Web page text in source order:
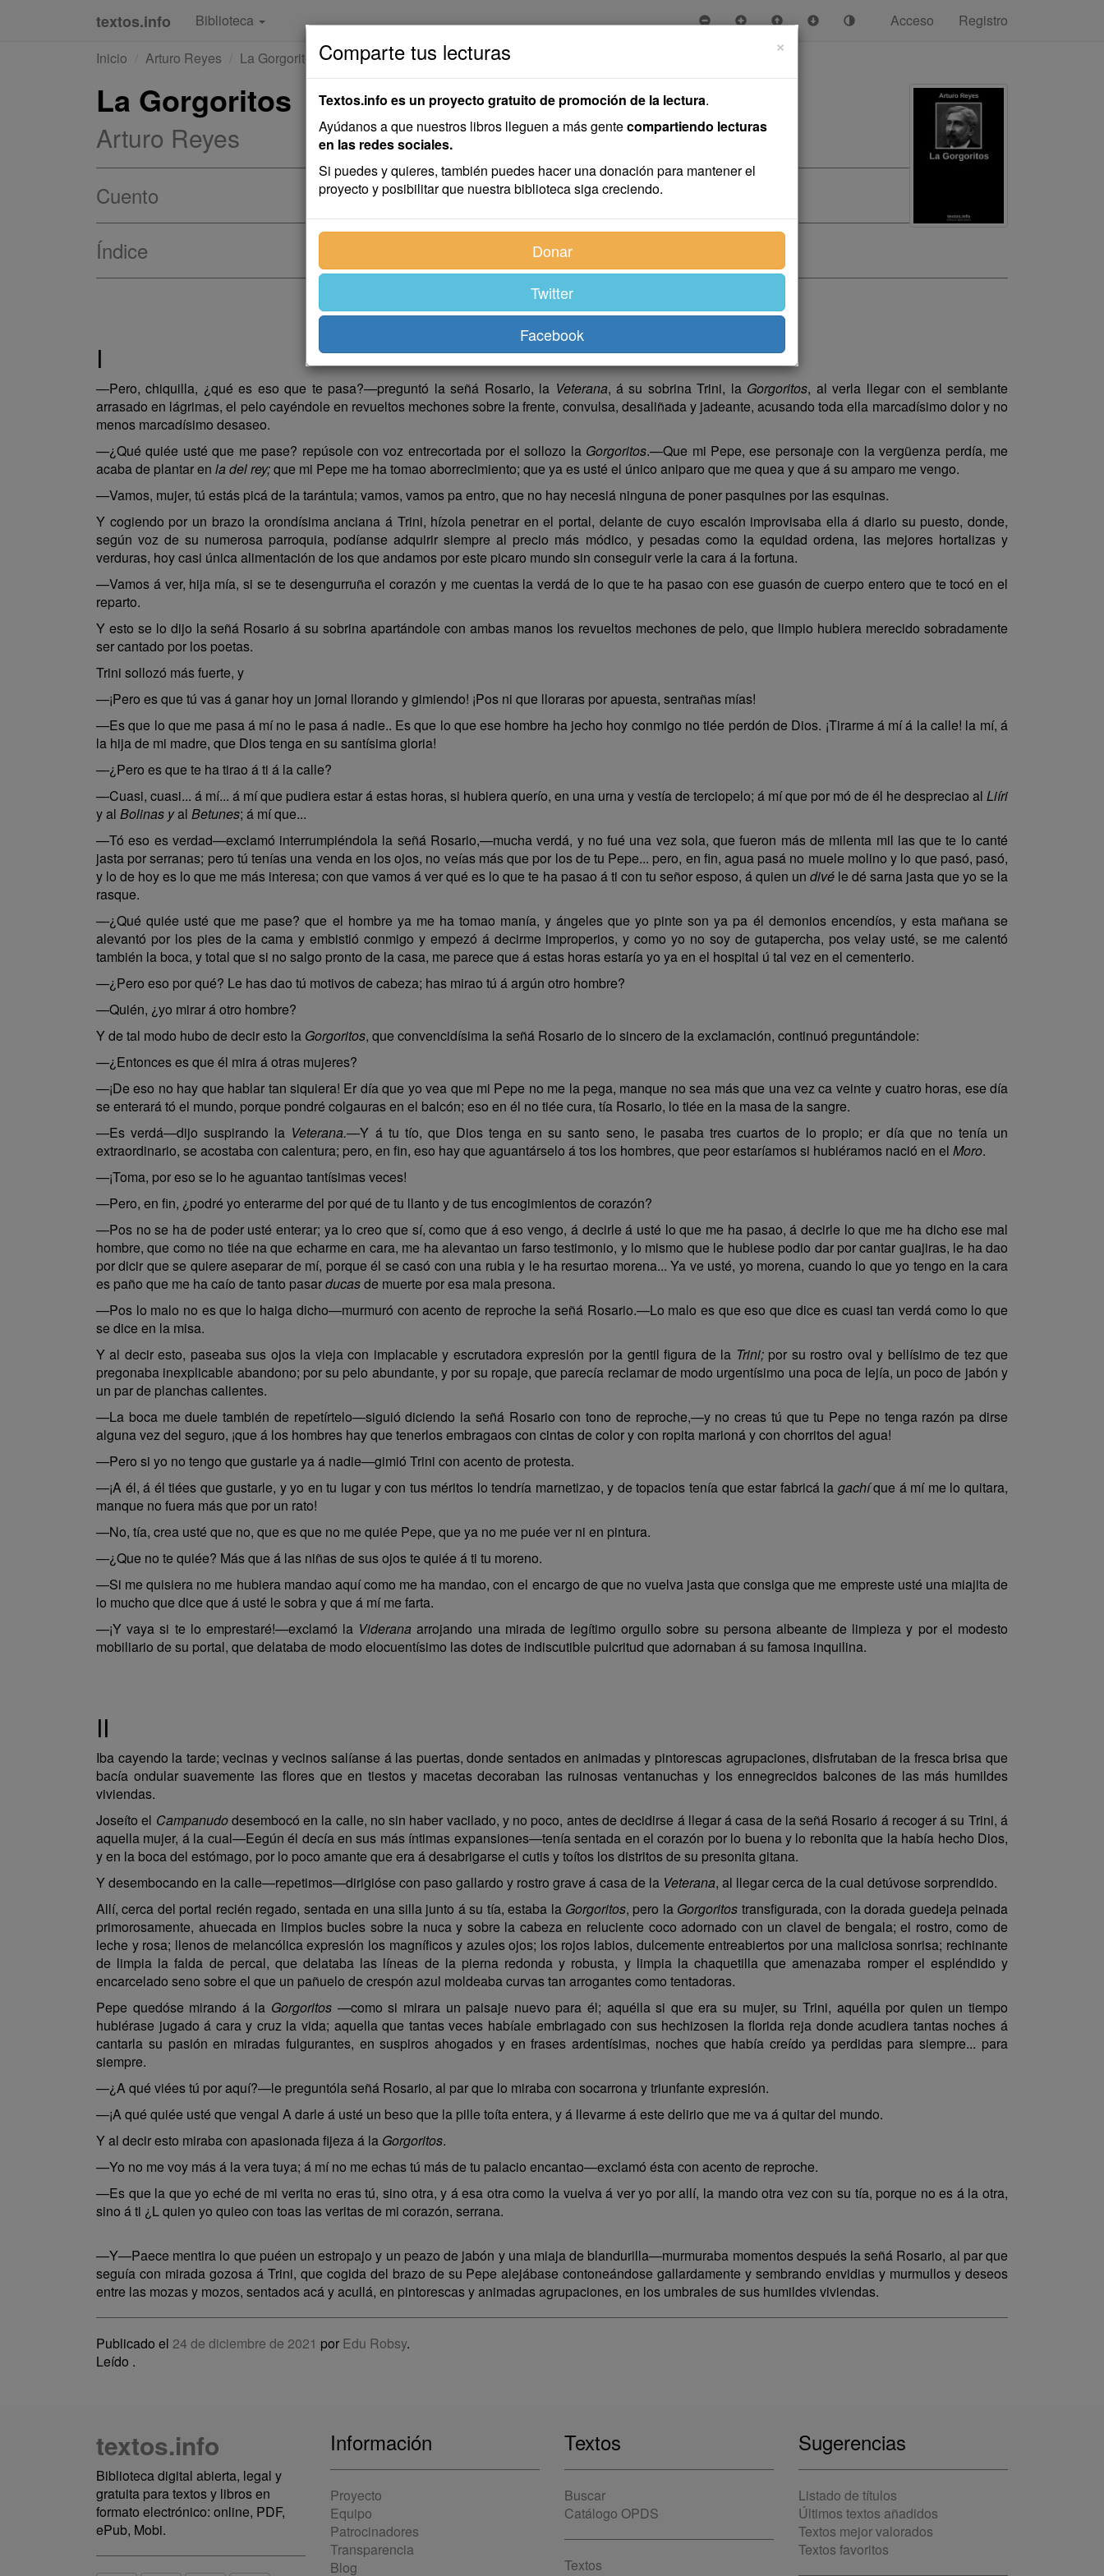
textos.info Biblioteca Acceso
Registro
Inicio
Arturo Reyes La Gorgoritos
La Gorgoritos
Arturo Reyes
Cuento
Índice
I
—Pero, chiquilla, ¿qué es eso que te pasa?—preguntó la señá Rosario, la Veterana, á su sobrina Trini, la Gorgoritos, al verla llegar con el semblante
arrasado en lágrimas, el pelo cayéndole en revueltos mechones sobre la frente, convulsa, desaliñada y jadeante, acusando toda ella marcadísimo dolor y no
menos marcadísimo desaseo.
—¿Qué quiée usté que me pase? repúsole con voz entrecortada por el sollozo la Gorgoritos.—Que mi Pepe, ese personaje con la vergüenza perdía, me
acaba de plantar en la del rey;que mi Pepe me ha tomao aborrecimiento; que ya es usté el único aniparo que me quea y que á su amparo me vengo.
—Vamos, mujer, tú estás picá de la tarántula; vamos, vamos pa entro, que no hay necesiá ninguna de poner pasquines por las esquinas.
Y cogiendo por un brazo la orondísima anciana á Trini, hízola penetrar en el portal, delante de cuyo escalón improvisaba ella á diario su puesto, donde,
según voz de su numerosa parroquia, podíanse adquirir siempre al precio más módico, y pesadas como la equidad ordena, las mejores hortalizas y
verduras, hoy casi única alimentación de los que andamos por este picaro mundo sin conseguir verle la cara á la fortuna.
—Vamos á ver, hija mía, si se te desengurruña el corazón y me cuentas la verdá de lo que te ha pasao con ese guasón de cuerpo entero que te tocó en el
reparto.
Y esto se lo dijo la señá Rosario á su sobrina apartándole con ambas manos los revueltos mechones de pelo, que limpio hubiera merecido sobradamente
ser cantado por los poetas.
Trini sollozó más fuerte, y
—¡Pero es que tú vas á ganar hoy un jornal llorando y gimiendo! ¡Pos ni que lloraras por apuesta, sentrañas mías!
—Es que lo que me pasa á mí no le pasa á nadie.. Es que lo que ese hombre ha jecho hoy conmigo no tiée perdón de Dios. ¡Tirarme á mí á la calle! la mí, á
la hija de mi madre, que Dios tenga en su santísima gloria!
—¿Pero es que te ha tirao á ti á la calle?
—Cuasi, cuasi... á mí... á mí que pudiera estar á estas horas, si hubiera querío, en una urna y vestía de terciopelo; á mí que por mó de él he despreciao al Liíri
y al Bolinas yal Betunes; á mí que...
—Tó eso es verdad—exclamó interrumpiéndola la señá Rosario,—mucha verdá, y no fué una vez sola, que fueron más de milenta mil las que te lo canté
jasta por serranas; pero tú tenías una venda en los ojos, no veías más que por los de tu Pepe... pero, en fin, agua pasá no muele molino y lo que pasó, pasó,
y lo de hoy es lo que me más interesa; con que vamos á ver qué es lo que te ha pasao á ti con tu señor esposo, á quien un divéle dé sarna jasta que yo se la
rasque.
—¿Qué quiée usté que me pase? que el hombre ya me ha tomao manía, y ángeles que yo pinte son ya pa él demonios encendíos, y esta mañana se
alevantó por los pies de la cama y embistió conmigo y empezó á decirme improperios, y como yo no soy de gutapercha, pos velay usté, se me calentó
también la boca, y total que si no salgo pronto de la casa, me parece que á estas horas estaría yo ya en el hospital ú tal vez en el cementerio.
—¿Pero eso por qué? Le has dao tú motivos de cabeza; has mirao tú á argún otro hombre?
—Quién, ¿yo mirar á otro hombre?
Y de tal modo hubo de decir esto la Gorgoritos, que convencidísima la señá Rosario de lo sincero de la exclamación, continuó preguntándole:
—¿Entonces es que él mira á otras mujeres?
—¡De eso no hay que hablar tan siquiera! Er día que yo vea que mi Pepe no me la pega, manque no sea más que una vez ca veinte y cuatro horas, ese día
se enterará tó el mundo, porque pondré colgauras en el balcón; eso en él no tiée cura, tía Rosario, lo tiée en la masa de la sangre.
—Es verdá—dijo suspirando la Veterana.—Y á tu tío, que Dios tenga en su santo seno, le pasaba tres cuartos de lo propio; er día que no tenía un
extraordinario, se acostaba con calentura; pero, en fin, eso hay que aguantárselo á tos los hombres, que peor estaríamos si hubiéramos nació en el Moro.
—¡Toma, por eso se lo he aguantao tantísimas veces!
—Pero, en fin, ¿podré yo enterarme del por qué de tu llanto y de tus encogimientos de corazón?
—Pos no se ha de poder usté enterar; ya lo creo que sí, como que á eso vengo, á decirle á usté lo que me ha pasao, á decirle lo que me ha dicho ese mal
hombre, que como no tiée na que echarme en cara, me ha alevantao un farso testimonio, y lo mismo que le hubiese podio dar por cantar guajiras, le ha dao
por dicir que se quiere aseparar de mí, porque él se casó con una rubia y le ha resurtao morena... Ya ve usté, yo morena, cuando lo que yo tengo en la cara
es paño que me ha caío de tanto pasarducasde muerte por esa mala presona.
—Pos lo malo no es que lo haiga dicho—murmuró con acento de reproche la señá Rosario.—Lo malo es que eso que dice es cuasi tan verdá como lo que
se dice en la misa.
Y al decir esto, paseaba sus ojos la vieja con implacable y escrutadora expresión por la gentil figura de la Trini;por su rostro oval y bellísimo de tez que
pregonaba inexplicable abandono; por su pelo abundante, y por su ropaje, que parecía reclamar de modo urgentísimo una poca de lejía, un poco de jabón y
un par de planchas calientes.
—La boca me duele también de repetírtelo—siguió diciendo la señá Rosario con tono de reproche,—y no creas tú que tu Pepe no tenga razón pa dirse
alguna vez del seguro, ¡que á los hombres hay que tenerlos embragaos con cintas de color y con ropita marioná y con chorritos del agua!
—Pero si yo no tengo que gustarle ya á nadie—gimió Trini con acento de protesta.
—¡A él, á él tiées que gustarle, y yo en tu lugar y con tus méritos lo tendría marnetizao, y de topacios tenía que estar fabricá la gachíque á mí me lo quitara,
manque no fuera más que por un rato!
—No, tía, crea usté que no, que es que no me quiée Pepe, que ya no me puée ver ni en pintura.
—¿Que no te quiée? Más que á las niñas de sus ojos te quiée á ti tu moreno.
—Si me quisiera no me hubiera mandao aquí como me ha mandao, con el encargo de que no vuelva jasta que consiga que me empreste usté una miajita de
lo mucho que dice que á usté le sobra y que á mí me farta.
—¡Y vaya si te lo emprestaré!—exclamó la Viderana arrojando una mirada de legítimo orgullo sobre su persona albeante de limpieza y por el modesto
mobiliario de su portal, que delataba de modo elocuentísimo las dotes de indiscutible pulcritud que adornaban á su famosa inquilina.
II
Iba cayendo la tarde; vecinas y vecinos salíanse á las puertas, donde sentados en animadas y pintorescas agrupaciones, disfrutaban de la fresca brisa que
bacía ondular suavemente las flores que en tiestos y macetas decoraban las ruinosas ventanuchas y los ennegrecidos balcones de las más humildes
viviendas.
Joseíto el Campanudodesembocó en la calle, no sin haber vacilado, y no poco, antes de decidirse á llegar á casa de la señá Rosario á recoger á su Trini, á
aquella mujer, á la cual—Eegún él decía en sus más íntimas expansiones—tenía sentada en el corazón por lo buena y lo rebonita que la había hecho Dios,
y en la boca del estómago, por lo poco amante que era á desabrigarse el cutis y toítos los distritos de su presonita gitana.
Y desembocando en la calle—repetimos—dirigióse con paso gallardo y rostro grave á casa de la Veterana, al llegar cerca de la cual detúvose sorprendido.
Allí, cerca del portal recién regado, sentada en una silla junto á su tía, estaba la Gorgoritos, pero la Gorgoritos transfigurada, con la dorada guedeja peinada
primorosamente, ahuecada en limpios bucles sobre la nuca y sobre la cabeza en reluciente coco adornado con un clavel de bengala; el rostro, como de
leche y rosa; llenos de melancólica expresión los magníficos y azules ojos; los rojos labios, dulcemente entreabiertos por una maliciosa sonrisa; rechinante
de limpia la falda de percal, que delataba las líneas de la pierna redonda y robusta, y limpia la chaquetilla que amenazaba romper el espléndido y
encarcelado seno sobre el que un pañuelo de crespón azul moldeaba curvas tan arrogantes como tentadoras.
Pepe quedóse mirando á la Gorgoritos —como si mirara un paisaje nuevo para él; aquélla si que era su mujer, su Trini, aquélla por quien un tiempo
hubiérase jugado á cara y cruz la vida; aquella que tantas veces habíale embriagado con sus hechizosen la florida reja donde acudiera tantas noches á
cantarla su pasión en miradas fulgurantes, en suspiros ahogados y en frases ardentísimas, noches que había creído ya perdidas para siempre... para
siempre.
—¿A qué viées tú por aquí?—le preguntóla señá Rosario, al par que lo miraba con socarrona y triunfante expresión.
—¡A qué quiée usté que vengal A darle á usté un beso que la pille toíta entera, y á llevarme á este delirio que me va á quitar del mundo.
Y al decir esto miraba con apasionada fijeza á la Gorgoritos.
—Yo no me voy más á la vera tuya; á mí no me echas tú más de tu palacio encantao—exclamó ésta con acento de reproche.
—Es que la que yo eché de mi verita no eras tú, sino otra, y á esa otra como la vuelva á ver yo por allí, la mando otra vez con su tía, porque no es á la otra,
sino á ti ¿L quien yo quieo con toas las veritas de mi corazón, serrana.
—Y—Paece mentira lo que puéen un estropajo y un peazo de jabón y una miaja de blandurilla—murmuraba momentos después la señá Rosario, al par que
seguía con mirada gozosa á Trini, que cogida del brazo de su Pepe alejábase contoneándose gallardamente y sembrando envidias y murmullos y deseos
entre las mozas y mozos, sentados acá y acullá, en pintorescas y animadas agrupaciones, en los umbrales de sus humildes viviendas.
Publicado el 24 de diciembre de 2021 por Edu Robsy.
Leído .
textos.info
Biblioteca digital abierta, legal y
gratuita para textos y libros en
formato electrónico: online, PDF,
ePub, Mobi.
Información
Proyecto
Equipo
Patrocinadores
Transparencia
Blog
Textos
Buscar
Catálogo OPDS
Textos
Sugerencias
Listado de títulos
Últimos textos añadidos
Textos mejor valorados
Textos favoritos
×
Comparte tus lecturas
Textos.info es un proyecto gratuito de promoción de la lectura.
Ayúdanos a que nuestros libros lleguen a más gentecompartiendo lecturas
en las redes sociales.
Si puedes y quieres, también puedes hacer una donación para mantener el
proyecto y posibilitar que nuestra biblioteca siga creciendo.
Donar
Twitter
Facebook